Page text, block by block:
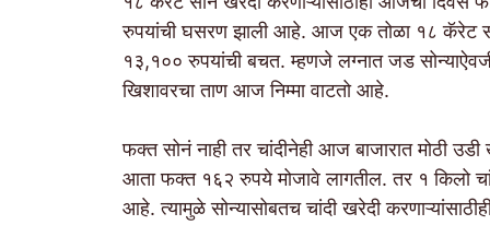
रुपयांची घसरण झाली आहे. आज एक तोळा १८ कॅरेट
१३,१०० रुपयांची बचत. म्हणजे लग्नात जड
खिशावरचा ताण आज निम्मा वाटतो आहे.
फक्त सोनं नाही तर चांदीनेही आज बाजारात मोठी
आता फक्त १६२ रुपये मोजावे लागतील. तर १ किलो
आहे. त्यामुळे सोन्यासोबतच चांदी खरेदी